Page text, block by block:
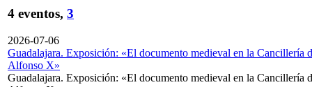
4 eventos, 3
2026-07-06
Guadalajara. Exposición: «El documento medieval en la Cancillería
Alfonso X»
Guadalajara. Exposición: «El documento medieval en la Cancillería